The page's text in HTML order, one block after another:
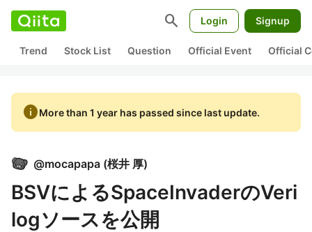
search Login Signup
Trend Stock List Question Official Event Official
infoMore than 1 year has passed since last update.
@mocapapa (桜井 厚)
BSVによるSpaceInvaderのVeri
logソースを公開